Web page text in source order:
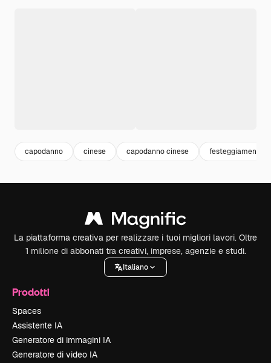
capodanno cinese capodanno cinese festeggiamenti
La piattaforma creativa per realizzare i tuoi migliori lavori. Oltre
1 milione di abbonati tra creativi, imprese, agenzie e studi.
Italiano
Prodotti
Spaces
Assistente IA
Generatore di immagini IA
Generatore di video IA